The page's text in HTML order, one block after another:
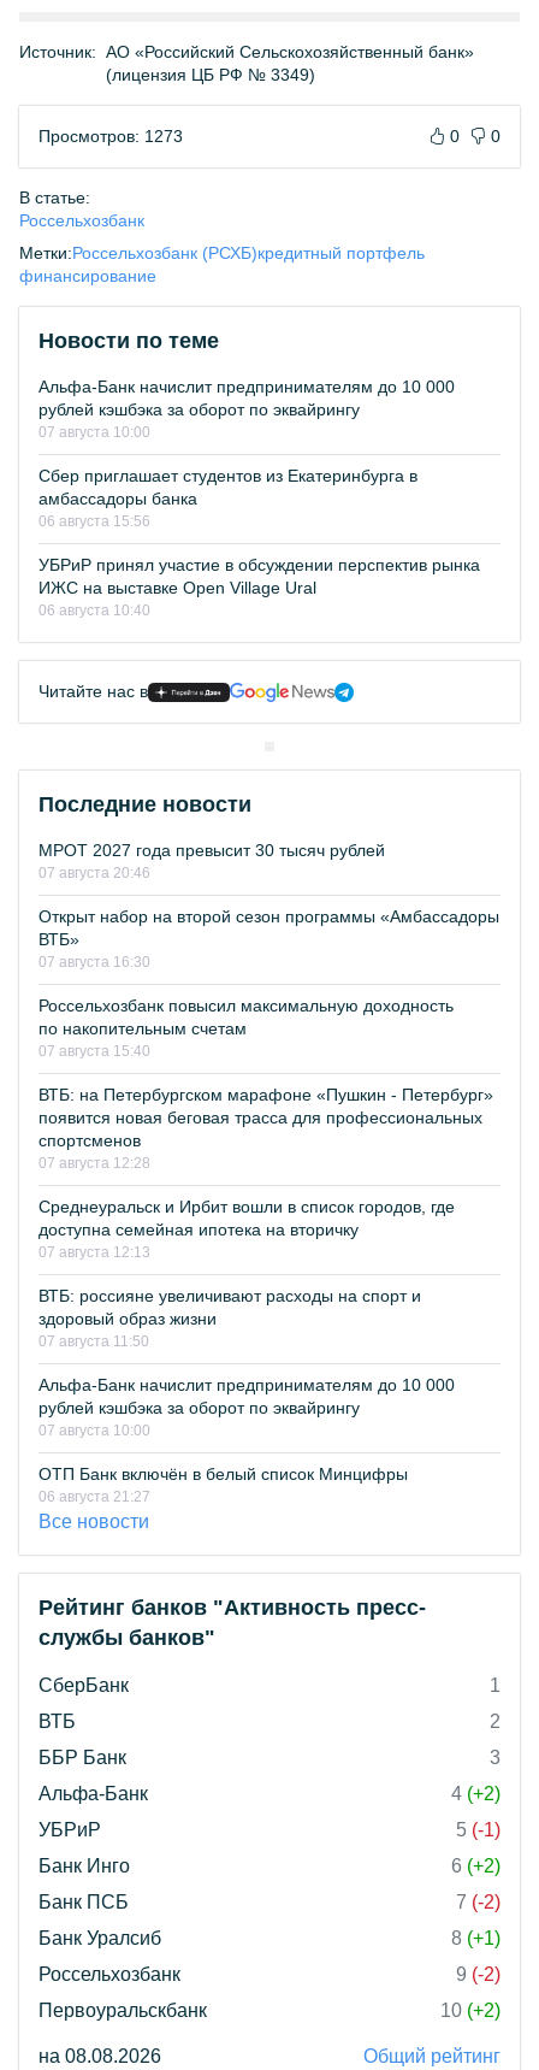
Источник: АО «Российский Сельскохозяйственный банк»
(лицензия ЦБ РФ № 3349)
Просмотров: 1273 0 0
В статье:
Россельхозбанк
Метки:Россельхозбанк (РСХБ)кредитный портфель
финансирование
Новости по теме
Альфа-Банк начислит предпринимателям до 10 000
рублей кэшбэка за оборот по эквайрингу
07 августа 10:00
Сбер приглашает студентов из Екатеринбурга в
амбассадоры банка
06 августа 15:56
УБРиР принял участие в обсуждении перспектив рынка
ИЖС на выставке Open Village Ural
06 августа 10:40
Читайте нас в
Последние новости
МРОТ 2027 года превысит 30 тысяч рублей
07 августа 20:46
Открыт набор на второй сезон программы «Амбассадоры
ВТБ»
07 августа 16:30
Россельхозбанк повысил максимальную доходность
по накопительным счетам
07 августа 15:40
ВТБ: на Петербургском марафоне «Пушкин - Петербург»
появится новая беговая трасса для профессиональных
спортсменов
07 августа 12:28
Среднеуральск и Ирбит вошли в список городов, где
доступна семейная ипотека на вторичку
07 августа 12:13
ВТБ: россияне увеличивают расходы на спорт и
здоровый образ жизни
07 августа 11:50
Альфа-Банк начислит предпринимателям до 10 000
рублей кэшбэка за оборот по эквайрингу
07 августа 10:00
ОТП Банк включён в белый список Минцифры
06 августа 21:27
Все новости
Рейтинг банков "Активность пресс-
службы банков"
СберБанк
1
ВТБ
2
ББР Банк
3
Альфа-Банк
4 (+2)
УБРиР
5 (-1)
Банк Инго
6 (+2)
Банк ПСБ
7 (-2)
Банк Уралсиб
8 (+1)
Россельхозбанк
9 (-2)
Первоуральскбанк
10 (+2)
на 08.08.2026 Общий рейтинг